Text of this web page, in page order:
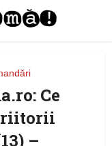
Ce
–